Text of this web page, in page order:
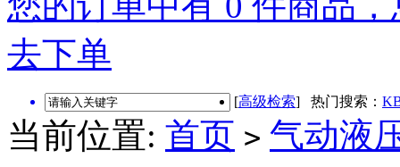
去下单
[高级检索] 热门搜索：
当前位置: 首页 > 气动液